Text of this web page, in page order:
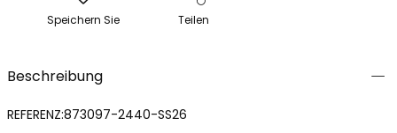
Speichern Sie Teilen
Beschreibung
REFERENZ:873097-2440-SS26